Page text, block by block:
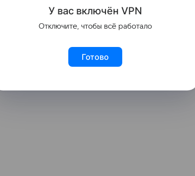
выстраиваются в очередь,
международного бизнеса
потенциальных
У вас включён VPN
Отключите, чтобы всё работало
Готово